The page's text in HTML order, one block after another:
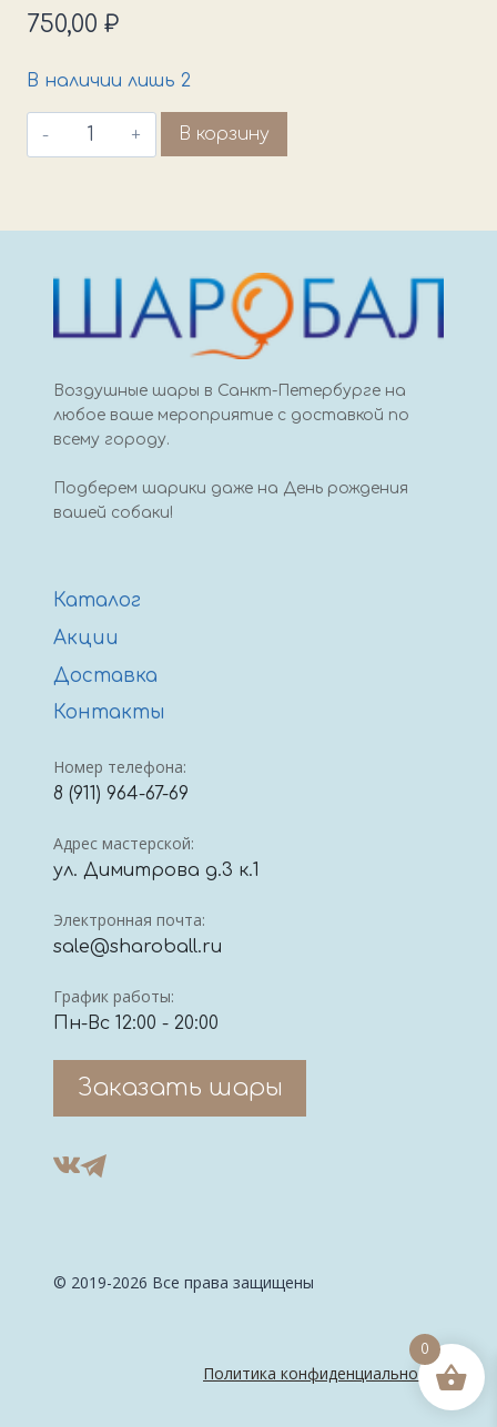
750,00 ₽
В наличии лишь 2
Количество
товара
В корзину
Воздушные шары в Санкт-Петербурге на
любое ваше мероприятие с доставкой по
всему городу.
Подберем шарики даже на День рождения
вашей собаки!
Каталог
Акции
Доставка
Контакты
Номер телефона:
8 (911) 964-67-69
Адрес мастерской:
ул. Димитрова д.3 к.1
Электронная почта:
sale@sharoball.ru
График работы:
Пн-Вс 12:00 - 20:00
Заказать шары
© 2019-2026 Все права защищены
Политика конфиденциальности
0